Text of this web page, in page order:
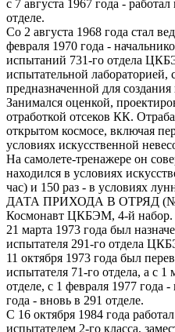
с 7 августа 1967 года -
отделе.
Со 2 августа 1968 года стал
февраля 1970 года -
испытаний 731-го отдела
испытательной лабораторией,
предназначенной для
Занимался оценкой,
отработкой отсеков КК.
открытом космосе, включая
условиях искусственной
На самолете-тренажере он
находился в условиях
час) и 150 раз - в условиях
ДАТА ПРИХОДА В ОТРЯД
Космонавт ЦКБЭМ, 4-й набор.
21 марта 1973 года был
испытателя 291-го отдела
11 октября 1973 года был
испытателя 71-го отдела, а с 1
отделе, с 1 февраля 1977 года
года - вновь в 291 отделе.
С 16 октября 1984 года
испытателем 2-го класса,